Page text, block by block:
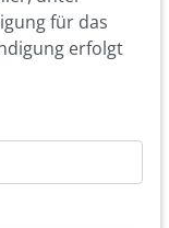
für das
erfolgt